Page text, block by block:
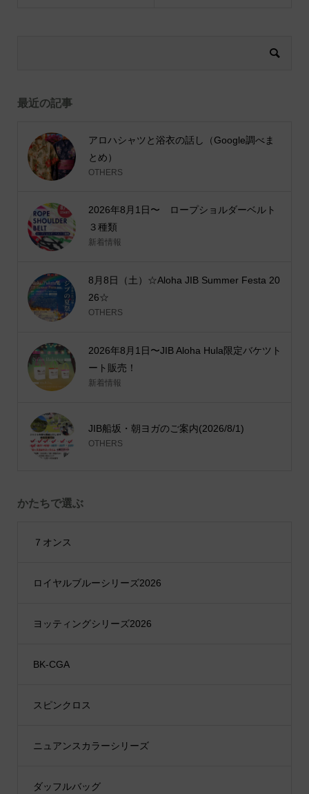
最近の記事
アロハシャツと浴衣の話し（Google調べま
とめ）
OTHERS
2026年8月1日〜 ロープショルダーベルト
３種類
新着情報
8月8日（土）☆Aloha JIB Summer Festa 20
26☆
OTHERS
2026年8月1日〜JIB Aloha Hula限定バケツト
ート販売！
新着情報
JIB船坂・朝ヨガのご案内(2026/8/1)
OTHERS
かたちで選ぶ
７オンス
ロイヤルブルーシリーズ2026
ヨッティングシリーズ2026
BK-CGA
スピンクロス
ニュアンスカラーシリーズ
ダッフルバッグ